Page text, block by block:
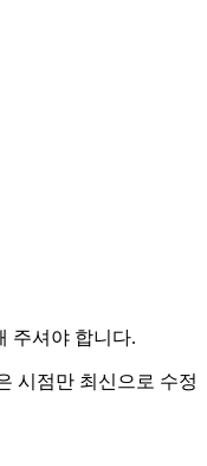
주셔야 합니다.
시점만 최신으로 수정